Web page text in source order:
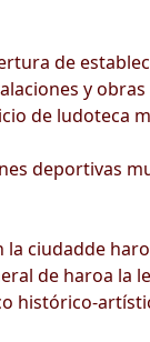
de
y obras
de ludoteca
deportivas
la ciudadde haro
de haroa la
histórico-